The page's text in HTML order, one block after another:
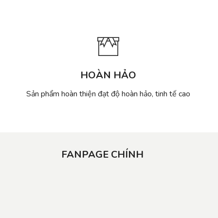
HOÀN HẢO
Sản phẩm hoàn thiện đạt độ hoàn hảo, tinh tế cao
FANPAGE CHÍNH